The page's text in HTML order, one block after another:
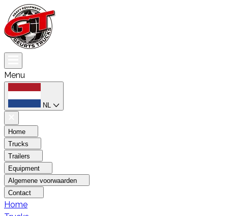
Menu
NL
Home
Trucks
Trailers
Equipment
Algemene voorwaarden
Contact
Home